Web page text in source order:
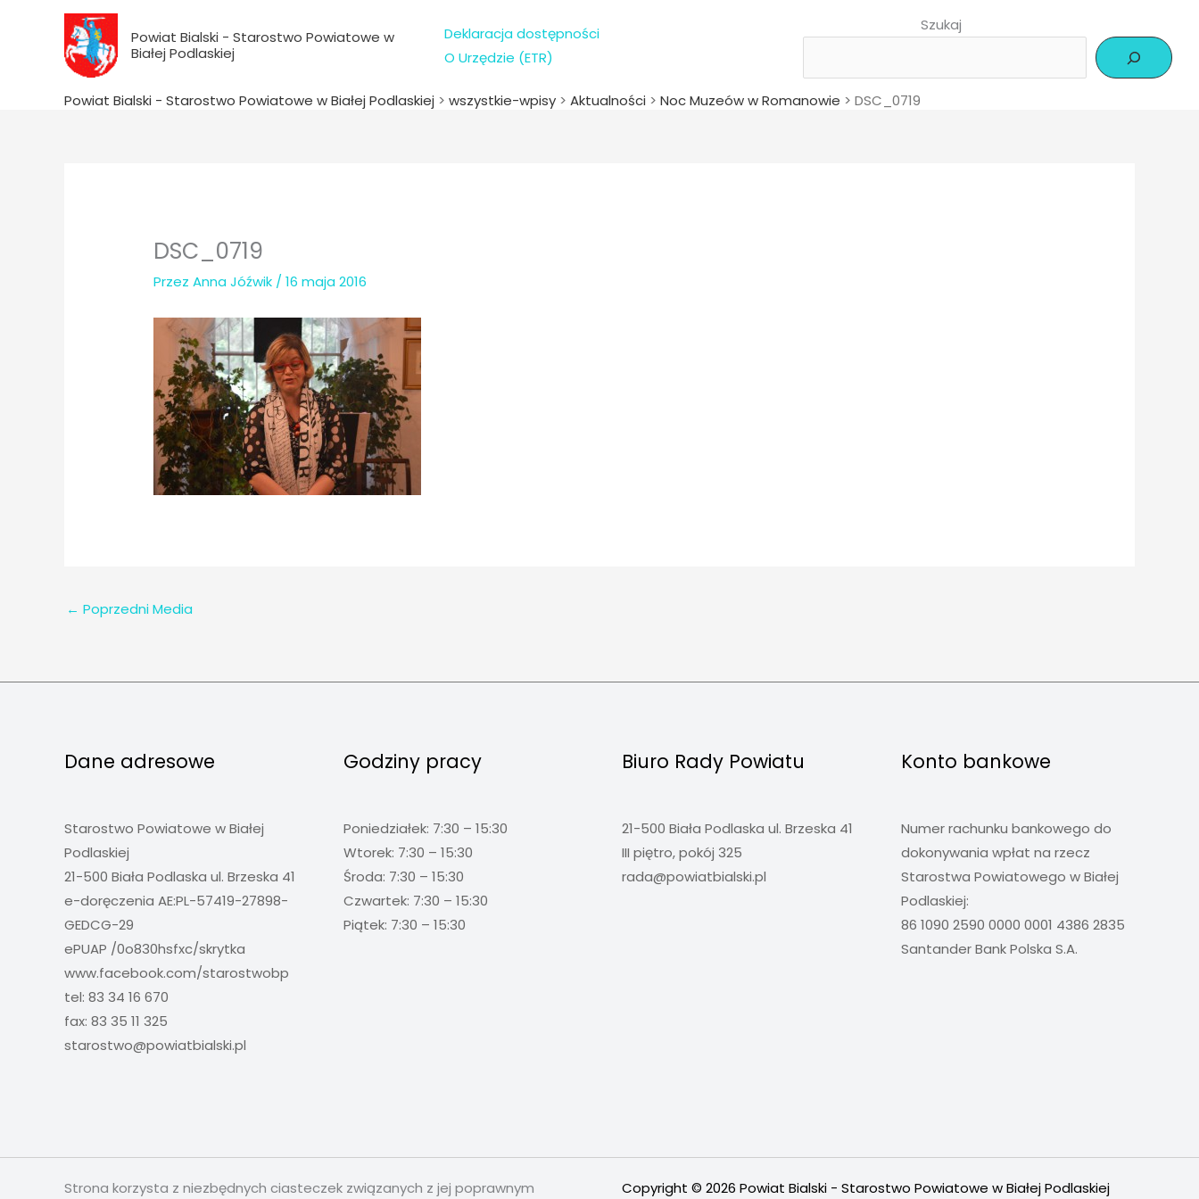
Powiat Bialski - Starostwo Powiatowe w
Białej Podlaskiej
Deklaracja dostępności
O Urzędzie (ETR)
Szukaj
Powiat Bialski - Starostwo Powiatowe w Białej Podlaskiej > wszystkie-wpisy > Aktualności > Noc Muzeów w Romanowie > DSC_0719
DSC_0719
PrzezAnna Jóźwik /16 maja 2016
← Poprzedni Media
Dane adresowe
Starostwo Powiatowe w Białej
Podlaskiej
21-500 Biała Podlaska ul. Brzeska 41
e-doręczenia AE:PL-57419-27898-
GEDCG-29
ePUAP /0o830hsfxc/skrytka
www.facebook.com/starostwobp
tel: 83 34 16 670
fax: 83 35 11 325
starostwo@powiatbialski.pl
Godziny pracy
Poniedziałek: 7:30 – 15:30
Wtorek: 7:30 – 15:30
Środa: 7:30 – 15:30
Czwartek: 7:30 – 15:30
Piątek: 7:30 – 15:30
Biuro Rady Powiatu
21-500 Biała Podlaska ul. Brzeska 41
III piętro, pokój 325
rada@powiatbialski.pl
Konto bankowe
Numer rachunku bankowego do
dokonywania wpłat na rzecz
Starostwa Powiatowego w Białej
Podlaskiej:
86 1090 2590 0000 0001 4386 2835
Santander Bank Polska S.A.
Strona korzysta z niezbędnych ciasteczek związanych z jej poprawnym Copyright © 2026 Powiat Bialski - Starostwo Powiatowe w Białej Podlaskiej